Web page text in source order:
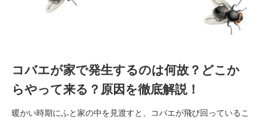
コバエが家で発生するのは何故？どこか
らやって来る？原因を徹底解説！
暖かい時期にふと家の中を見渡すと、コバエが飛び回っているこ